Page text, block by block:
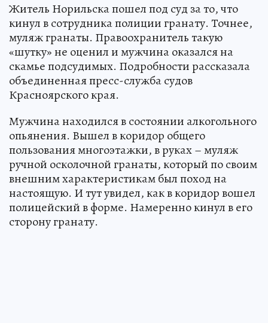
Житель Норильска пошел под суд за то, что
кинул в сотрудника полиции гранату. Точнее,
муляж гранаты. Правоохранитель такую
«шутку» не оценил и мужчина оказался на
скамье подсудимых. Подробности рассказала
объединенная пресс-служба судов
Красноярского края.
Мужчина находился в состоянии алкогольного
опьянения. Вышел в коридор общего
пользования многоэтажки, в руках – муляж
ручной осколочной гранаты, который по своим
внешним характеристикам был поход на
настоящую. И тут увидел, как в коридор вошел
полицейский в форме. Намеренно кинул в его
сторону гранату.